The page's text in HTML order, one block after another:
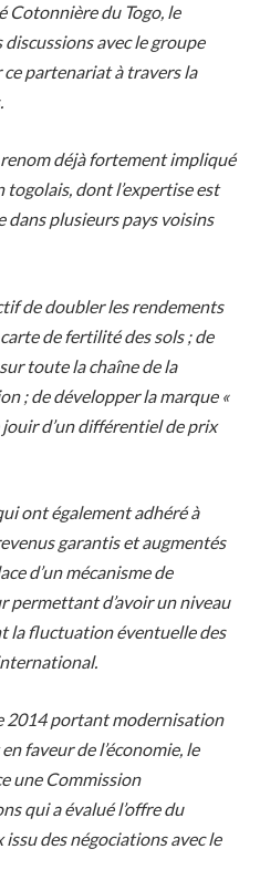
Cotonnière du Togo, le
avec le groupe
partenariat à travers la
renom déjà fortement impliqué
togolais, dont l’expertise est
dans plusieurs pays voisins
de doubler les rendements
de fertilité des sols ; de
toute la chaîne de la
; de développer la marque «
d’un différentiel de prix
ont également adhéré à
garantis et augmentés
d’un mécanisme de
permettant d’avoir un niveau
la fluctuation éventuelle des
2014 portant modernisation
faveur de l’économie, le
une Commission
qui a évalué l’offre du
des négociations avec le